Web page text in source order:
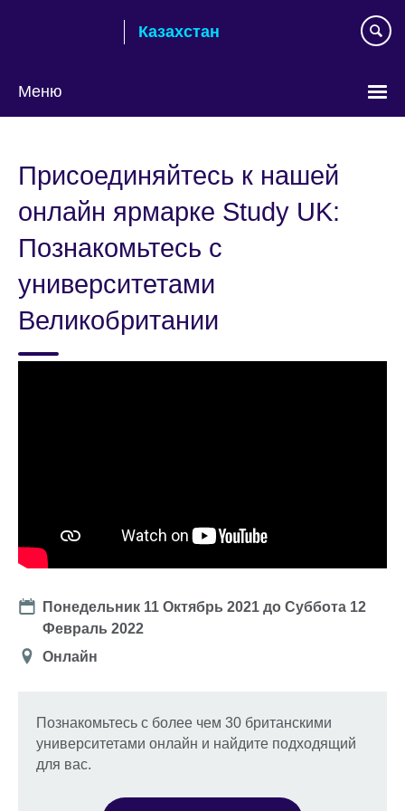
Казахстан
Меню
Присоединяйтесь к нашей
онлайн ярмарке Study UK:
Познакомьтесь с
университетами
Великобритании
Date
Понедельник 11 Октябрь 2021 доСуббота 12
Февраль 2022
Location
Онлайн
Познакомьтесь с более чем 30 британскими
университетами онлайн и найдите подходящий
для вас.